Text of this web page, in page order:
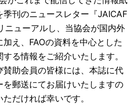
季刊のニュースレター『JAICAF
ューアルし、当協会が国内外
え、FAOの資料を中心とした
る情報をご紹介いたします。
賛助会員の皆様には、本誌に代
を郵送にてお届けいたしますの
だければ幸いです。